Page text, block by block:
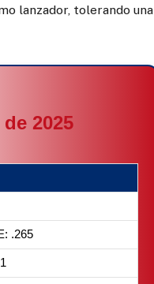
lanzador, tolerando una
2025
.265